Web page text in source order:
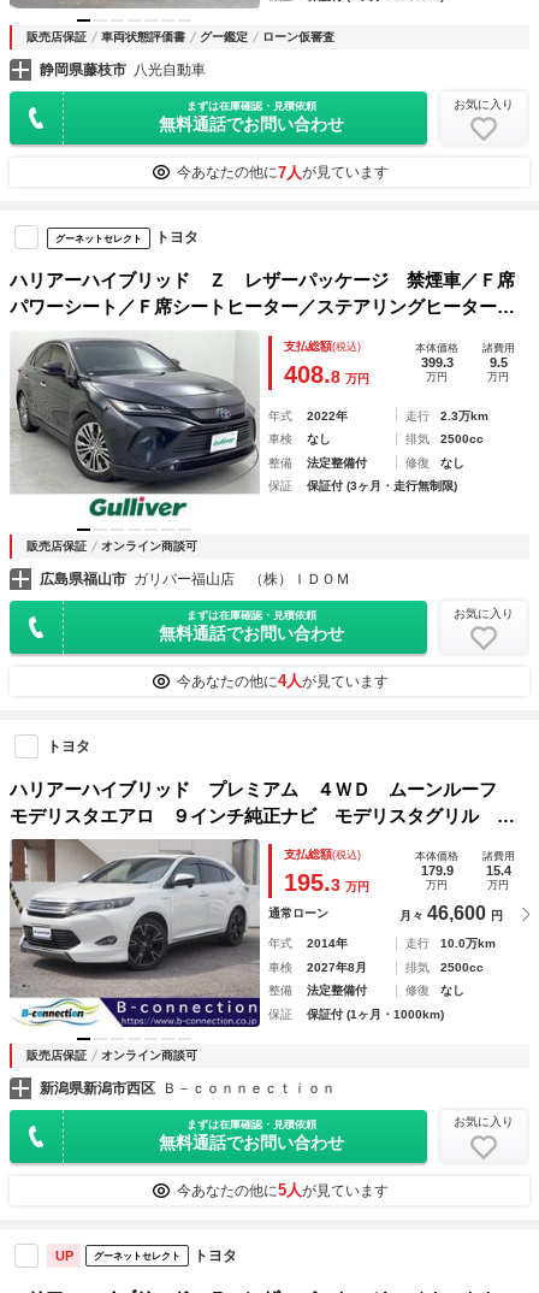
販売店保証 車両状態評価書 グー鑑定 ローン仮審査
静岡県藤枝市 八光自動車
まずは在庫確認・見積依頼
無料通話でお問い合わせ
お気に入り
今あなたの他に7人が見ています
グーネットセレクト トヨタ
ハリアーハイブリッド Ｚ レザーパッケージ 禁煙車／Ｆ席
パワーシート／Ｆ席シートヒーター／ステアリングヒーター／
クルーズコントロール付／ディスプレイオーディオ搭載純正ナ
ビ／ＥＴＣ２．０搭載／調光パノラマサンルーフ／電動バック
ドア／フルセグＴＶ
支払総額(税込)
408.8 万円
本体価格
399.3
万円
諸費用
9.5
万円
年式 2022年 走行
2.3万km
車検
なし 排気
2500cc
整備
法定整備付 修復
なし
保証
保証付 (3ヶ月・走行無制限)
販売店保証 オンライン商談可
広島県福山市 ガリバー福山店 （株）ＩＤＯＭ
まずは在庫確認・見積依頼
無料通話でお問い合わせ
お気に入り
今あなたの他に4人が見ています
トヨタ
ハリアーハイブリッド プレミアム ４ＷＤ ムーンルーフ
モデリスタエアロ ９インチ純正ナビ モデリスタグリル パ
ワーバックドア ディープボルドー内装 社外サイドミラー
ローダウンサス バックモニター ＲＡＹＳ１９インチＡＷ
支払総額(税込)
195.3 万円
本体価格
179.9
万円
諸費用
15.4
万円
通常ローン 月々 46,600 円
年式 2014年 走行
10.0万km
車検
2027年8月 排気
2500cc
整備
法定整備付 修復
なし
保証
保証付 (1ヶ月・1000km)
販売店保証 オンライン商談可
新潟県新潟市西区 Ｂ－ｃｏｎｎｅｃｔｉｏｎ
まずは在庫確認・見積依頼
無料通話でお問い合わせ
お気に入り
今あなたの他に5人が見ています
UP グーネットセレクト トヨタ